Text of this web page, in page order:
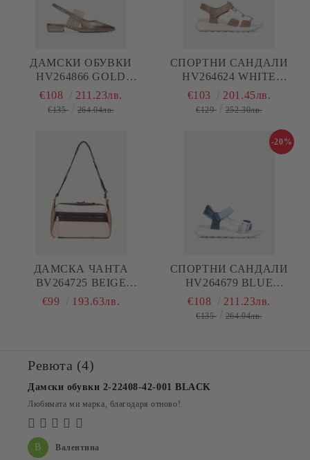
ДАМСКИ ОБУВКИ
HV264866 GOLD
HISPANITAS
€108 211.23лв.
€135 264.04лв.
СПОРТНИ САНДАЛИ
HV264624 WHITE
HISPANITAS
€103 201.45лв.
€129 252.30лв.
ДАМСКА ЧАНТА
BV264725 BEIGE
HISPANITAS
€99 193.63лв.
СПОРТНИ САНДАЛИ
HV264679 BLUE
HISPANITAS
-20%
€108 211.23лв.
€135 264.04лв.
Ревюта (4)
В Валентина
Дамски обувки 2-22408-42-001 BLACK
Любимата ми марка, благодаря отново!